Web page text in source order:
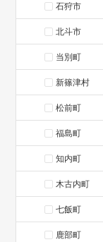
石狩市
北斗市
当別町
新篠津村
松前町
福島町
知内町
木古内町
七飯町
鹿部町